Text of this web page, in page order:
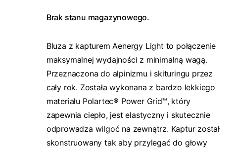
Brak stanu magazynowego.
Bluza z kapturem Aenergy Light to połączenie
maksymalnej wydajności z minimalną wagą.
Przeznaczona do alpinizmu i skituringu przez
cały rok. Została wykonana z bardzo lekkiego
materiału Polartec® Power Grid™, który
zapewnia ciepło, jest elastyczny i skutecznie
odprowadza wilgoć na zewnątrz. Kaptur został
skonstruowany tak aby przylegać do głowy